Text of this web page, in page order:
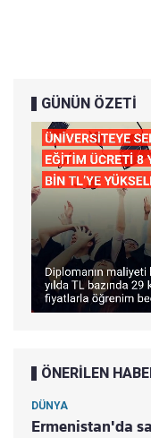
GÜNÜN ÖZETİ
ÖNERİLEN
DÜNYA
Ermenistan'da